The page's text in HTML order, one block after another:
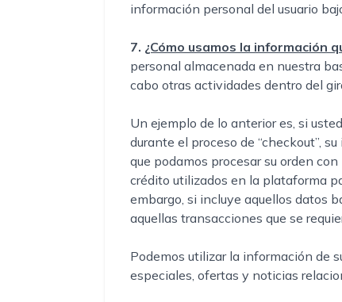
información personal del usuario
7. ¿Cómo usamos la información
personal almacenada en nuestra
cabo otras actividades dentro del
Un ejemplo de lo anterior es, si
durante el proceso de “checkout”,
que podamos procesar su orden
crédito utilizados en la plataforma
embargo, si incluye aquellos datos
aquellas transacciones que se
Podemos utilizar la información de
especiales, ofertas y noticias